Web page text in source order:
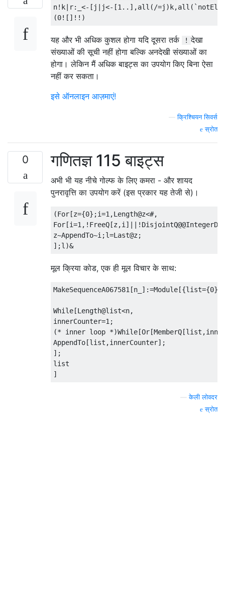
n!k|r:_<-[j|j<-[1..],all(/
यह और भी अधिक कुशल होगा यदि दूसरा तर्क ! देखा
संख्याओं की सूची नहीं होगा बल्कि अनदेखी संख्याओं का
होगा। लेकिन मैं अधिक बाइट्स का उपयोग किए बिना ऐसा
नहीं कर सकता।
इसे ऑनलाइन आज़माएं!
—क्रिश्चियन सिवर्स
स्रोत
0 गणितज्ञ 115 बाइट्स
अभी भी यह नीचे गोल्फ के लिए कमरा - और शायद
पुनरावृत्ति का उपयोग करें (इस प्रकार यह तेजी से)।
(For[z={0};i=1,Length@z<#,
z~AppendTo~i;l=Last@z;
मूल क्रिया कोड, एक ही मूल विचार के साथ:
While[Length@list<n,
innerCounter=1;
(* inner loop
AppendTo[list,innerCounter];
];
list
—केली लोवदर
स्रोत